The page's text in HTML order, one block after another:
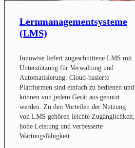
Lernmanagementsysteme
(LMS)
Innowise liefert zugeschnittene LMS mit
Unterstützung für Verwaltung und
Automatisierung. Cloud-basierte
Plattformen sind einfach zu bedienen und
können von jedem Gerät aus genutzt
werden. Zu den Vorteilen der Nutzung
von LMS gehören leichte Zugänglichkeit,
hohe Leistung und verbesserte
Wartungsfähigkeit.